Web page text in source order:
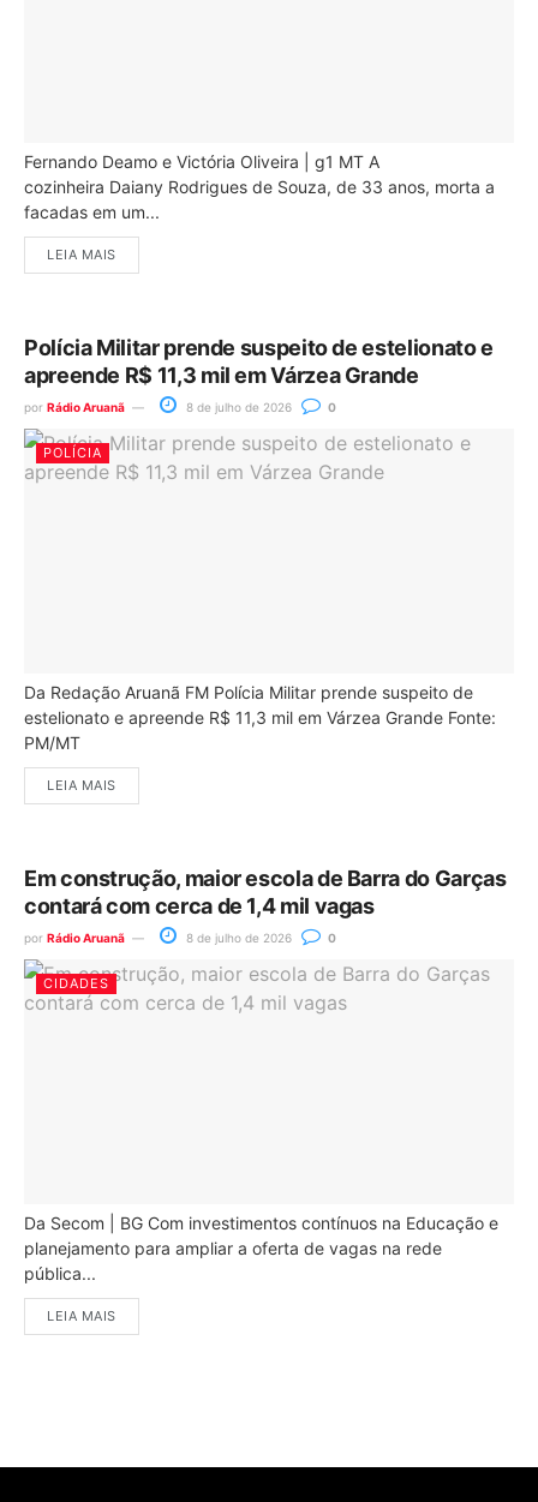
Fernando Deamo e Victória Oliveira | g1 MT A
cozinheira Daiany Rodrigues de Souza, de 33 anos, morta a
facadas em um...
LEIA MAIS
Polícia Militar prende suspeito de estelionato e
apreende R$ 11,3 mil em Várzea Grande
por Rádio Aruanã 8 de julho de 2026 0
POLÍCIA
Da Redação Aruanã FM Polícia Militar prende suspeito de
estelionato e apreende R$ 11,3 mil em Várzea Grande Fonte:
PM/MT
LEIA MAIS
Em construção, maior escola de Barra do Garças
contará com cerca de 1,4 mil vagas
por Rádio Aruanã 8 de julho de 2026 0
CIDADES
Da Secom | BG Com investimentos contínuos na Educação e
planejamento para ampliar a oferta de vagas na rede
pública...
LEIA MAIS